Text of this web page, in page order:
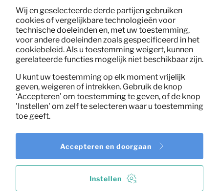
Ladekast Connect
Wij en geselecteerde derde partijen gebruiken
cookies of vergelijkbare technologieën voor
technische doeleinden en, met uw toestemming,
voor andere doeleinden zoals gespecificeerd in het
cookiebeleid. Als u toestemming weigert, kunnen
gerelateerde functies mogelijk niet beschikbaar zijn.
U kunt uw toestemming op elk moment vrijelijk
geven, weigeren of intrekken. Gebruik de knop
‘Accepteren’ om toestemming te geven, of de knop
'Instellen' om zelf te selecteren waar u toestemming
toe geeft.
Instellen
Accepteren en doorgaan